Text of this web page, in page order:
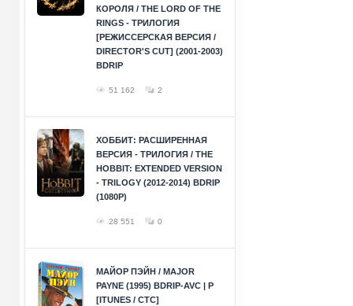
КОРОЛЯ / THE LORD OF THE
RINGS - ТРИЛОГИЯ
[РЕЖИССЕРСКАЯ ВЕРСИЯ /
DIRECTOR'S CUT] (2001-2003)
BDRIP
51 162 2
ХОББИТ: РАСШИРЕННАЯ
ВЕРСИЯ - ТРИЛОГИЯ / THE
HOBBIT: EXTENDED VERSION
- TRILOGY (2012-2014) BDRIP
(1080P)
28 551 0
МАЙОР ПЭЙН / MAJOR
PAYNE (1995) BDRIP-AVC | P
[ITUNES / СТС]